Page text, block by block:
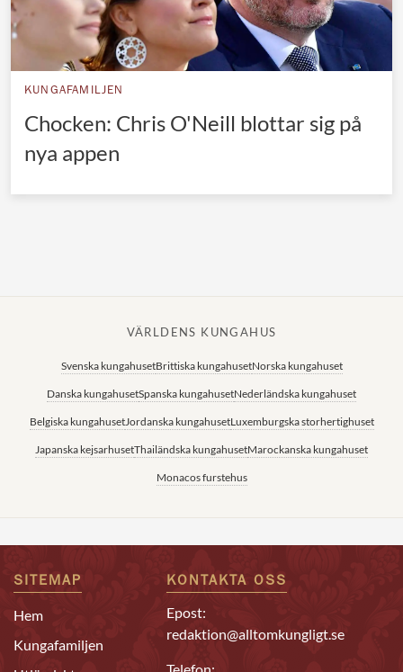
Belgiska kungahuset
Jordanska kungahuset
Luxemburgska storhertighuset
Japanska kejsarhuset
KUNGAFAMILJEN
Chocken: Chris O'Neill blottar sig på
nya appen
VÄRLDENS KUNGAHUS
Svenska kungahusetBrittiska kungahusetNorska kungahuset
Danska kungahusetSpanska kungahusetNederländska kungahuset
Belgiska kungahusetJordanska kungahusetLuxemburgska storhertighuset
Japanska kejsarhusetThailändska kungahusetMarockanska kungahuset
Monacos furstehus
SITEMAP
Hem
Kungafamiljen
KONTAKTA OSS
Epost:
redaktion@alltomkungligt.se